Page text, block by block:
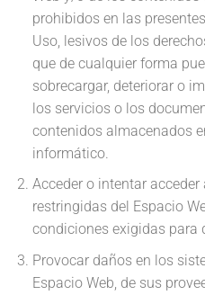
prohibidos en las
Uso, lesivos de los
que de cualquier forma
sobrecargar, deteriorar o
los servicios o los
contenidos almacenados
informático.
Acceder o intentar acceder
restringidas del Espacio
condiciones exigidas para
Provocar daños en los
Espacio Web, de sus